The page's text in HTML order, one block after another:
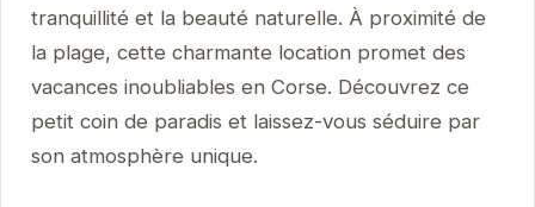
tranquillité et la beauté naturelle. À proximité de
la plage, cette charmante location promet des
vacances inoubliables en Corse. Découvrez ce
petit coin de paradis et laissez-vous séduire par
son atmosphère unique.